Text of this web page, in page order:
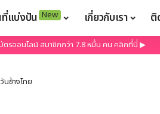
แบ่งปัน New เกี่ยวกับเรา ติ
ตรออนไลน์ สมาชิกกว่า 7.8 หมื่น คน คลิกที่นี่ ▶
นช้างไทย